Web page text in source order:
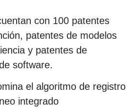
con 100 patentes
patentes de modelos
y patentes de
software.
el algoritmo de registro
integrado